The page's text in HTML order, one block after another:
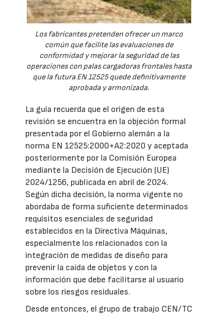
Los fabricantes pretenden ofrecer un marco
común que facilite las evaluaciones de
conformidad y mejorar la seguridad de las
operaciones con palas cargadoras frontales hasta
que la futura EN 12525 quede definitivamente
aprobada y armonizada.
La guía recuerda que el origen de esta
revisión se encuentra en la objeción formal
presentada por el Gobierno alemán a la
norma EN 12525:2000+A2:2020 y aceptada
posteriormente por la Comisión Europea
mediante la Decisión de Ejecución (UE)
2024/1256, publicada en abril de 2024.
Según dicha decisión, la norma vigente no
abordaba de forma suficiente determinados
requisitos esenciales de seguridad
establecidos en la Directiva Máquinas,
especialmente los relacionados con la
integración de medidas de diseño para
prevenir la caída de objetos y con la
información que debe facilitarse al usuario
sobre los riesgos residuales.
Desde entonces, el grupo de trabajo CEN/TC